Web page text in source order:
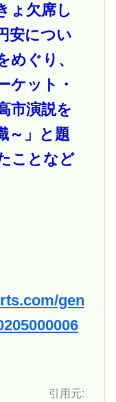
ょ欠席し
安につい
めぐり、
ケット・
市演説を
～」と題
ことなど
gen
引用元: